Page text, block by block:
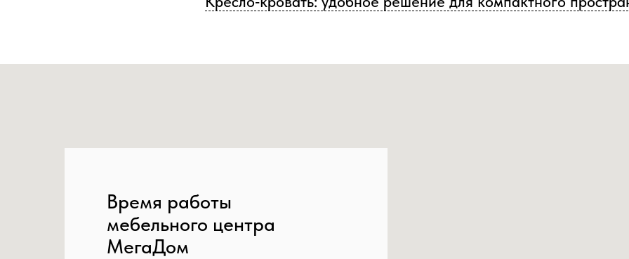
Время работы
мебельного центра
МегаДом